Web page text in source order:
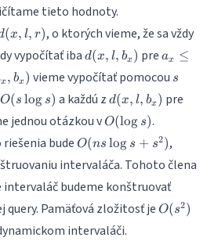
tieto hodnoty.
(x, l, r), o ktorých vieme, že sa vždy
vypočítať iba d(x,l,b_x)
d(x, l, bx) pre a_x\leq
ax ≤
x, bx) vieme vypočítať pomocou s
s
O(s\log
O(s log s) a každú zd(x,l,b_x)
d(x, l, bx) pre
jednou otázkou vO(\log
s)
O(log s).
bude O(ns\log
s + s^2)
O(ns log s + s2),
intervaláča. Tohoto člena
intervaláč budeme konštruovať
query. Pamäťová zložitosť je O(s^2)
O(s2)
intervaláči.